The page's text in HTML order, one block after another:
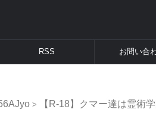
RSS お問い合
> 【R-18】クマー達は霊術